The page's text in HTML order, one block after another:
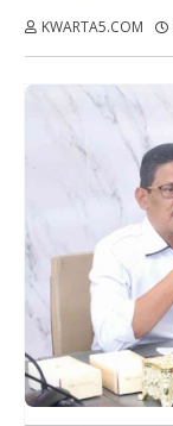
KWARTA5.COM